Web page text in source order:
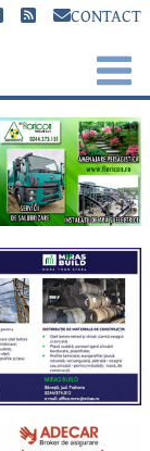
CONTACT